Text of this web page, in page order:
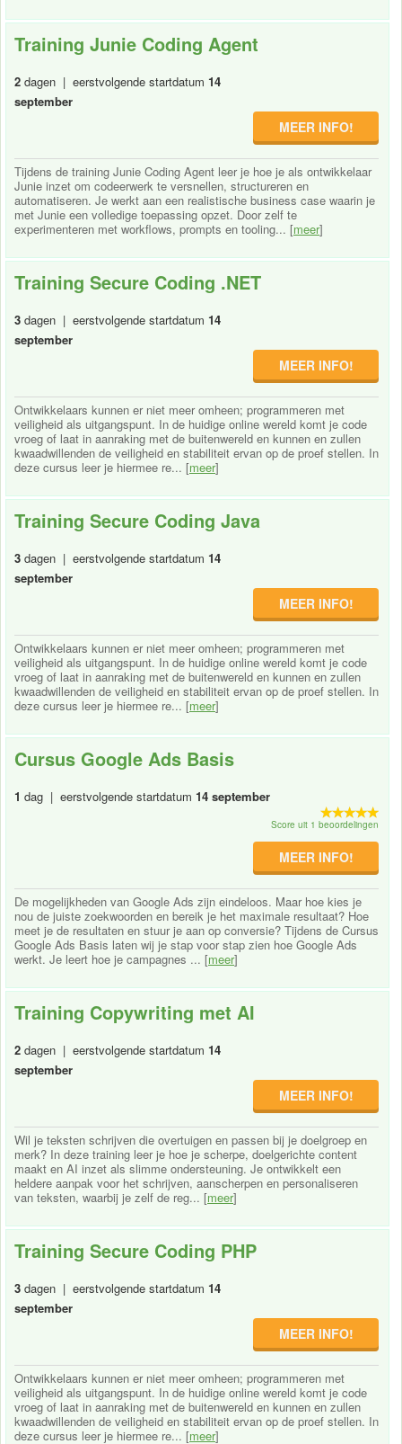
Training Junie Coding Agent
2 dagen | eerstvolgende startdatum 14
september
MEER INFO!
Tijdens de training Junie Coding Agent leer je hoe je als ontwikkelaar
Junie inzet om codeerwerk te versnellen, structureren en
automatiseren. Je werkt aan een realistische business case waarin je
met Junie een volledige toepassing opzet. Door zelf te
experimenteren met workflows, prompts en tooling... [meer]
Training Secure Coding .NET
3 dagen | eerstvolgende startdatum 14
september
MEER INFO!
Ontwikkelaars kunnen er niet meer omheen; programmeren met
veiligheid als uitgangspunt. In de huidige online wereld komt je code
vroeg of laat in aanraking met de buitenwereld en kunnen en zullen
kwaadwillenden de veiligheid en stabiliteit ervan op de proef stellen. In
deze cursus leer je hiermee re... [meer]
Training Secure Coding Java
3 dagen | eerstvolgende startdatum 14
september
MEER INFO!
Ontwikkelaars kunnen er niet meer omheen; programmeren met
veiligheid als uitgangspunt. In de huidige online wereld komt je code
vroeg of laat in aanraking met de buitenwereld en kunnen en zullen
kwaadwillenden de veiligheid en stabiliteit ervan op de proef stellen. In
deze cursus leer je hiermee re... [meer]
Cursus Google Ads Basis
1 dag | eerstvolgende startdatum 14 september
Score uit 1 beoordelingen
MEER INFO!
De mogelijkheden van Google Ads zijn eindeloos. Maar hoe kies je
nou de juiste zoekwoorden en bereik je het maximale resultaat? Hoe
meet je de resultaten en stuur je aan op conversie? Tijdens de Cursus
Google Ads Basis laten wij je stap voor stap zien hoe Google Ads
werkt. Je leert hoe je campagnes ... [meer]
Training Copywriting met AI
2 dagen | eerstvolgende startdatum 14
september
MEER INFO!
Wil je teksten schrijven die overtuigen en passen bij je doelgroep en
merk? In deze training leer je hoe je scherpe, doelgerichte content
maakt en AI inzet als slimme ondersteuning. Je ontwikkelt een
heldere aanpak voor het schrijven, aanscherpen en personaliseren
van teksten, waarbij je zelf de reg... [meer]
Training Secure Coding PHP
3 dagen | eerstvolgende startdatum 14
september
MEER INFO!
Ontwikkelaars kunnen er niet meer omheen; programmeren met
veiligheid als uitgangspunt. In de huidige online wereld komt je code
vroeg of laat in aanraking met de buitenwereld en kunnen en zullen
kwaadwillenden de veiligheid en stabiliteit ervan op de proef stellen. In
deze cursus leer je hiermee re... [meer]